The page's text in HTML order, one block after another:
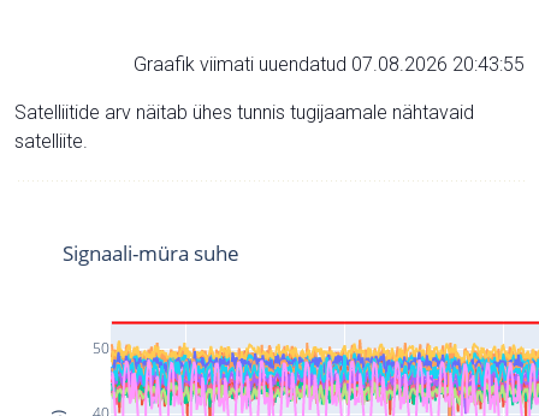
Graafik viimati uuendatud 07.08.2026 20:43:55
Satelliitide arv näitab ühes tunnis tugijaamale nähtavaid
satelliite.
50
Signaali-müra suhe